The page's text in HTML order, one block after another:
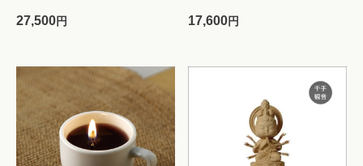
27,500円 17,600円